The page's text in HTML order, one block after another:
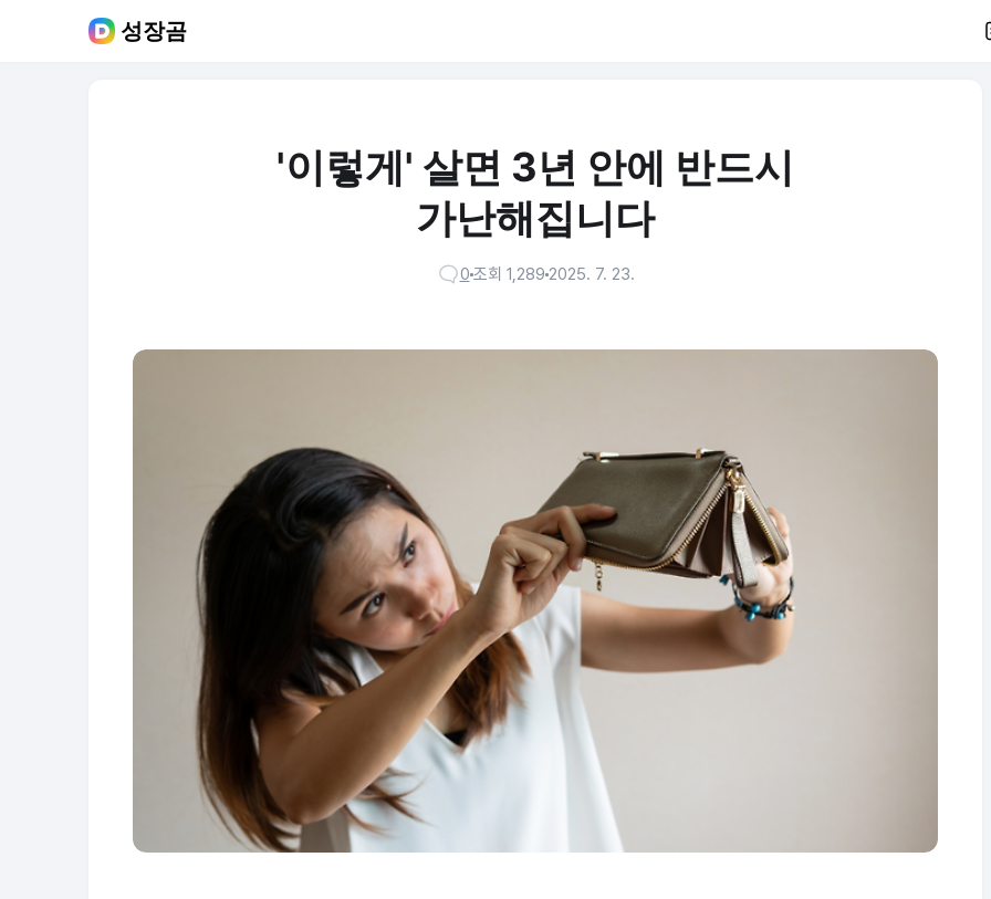
성장곰
'이렇게' 살면 3년 안에 반드시
가난해집니다
0조회 1,2892025. 7. 23.